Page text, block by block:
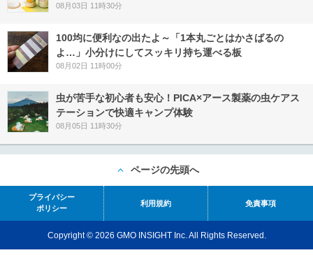
08月03日 11時30分
100均に便利なの出たよ～「1本丸ごとはかさばるの
よ…」小分けにしてスッキリ持ち運べる板
08月02日 11時00分
虫が苦手な初心者も安心！PICA×アース製薬の虫ケアス
テーションで快適キャンプ体験
08月05日 11時30分
ページの先頭へ
プライバシー
ポリシー
利用規約 免責事項
Copyright © 2026 GMO INSIGHT Inc. All Rights Reserved.